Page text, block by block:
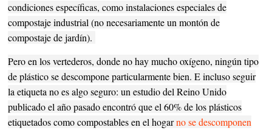
condiciones específicas, como instalaciones especiales de
compostaje industrial (no necesariamente un montón de
compostaje de jardín).
Pero en los vertederos, donde no hay mucho oxígeno, ningún tipo
de plástico se descompone particularmente bien. E incluso seguir
la etiqueta no es algo seguro: un estudio del Reino Unido
publicado el año pasado encontró que el 60% de los plásticos
etiquetados como compostables en el hogarno se descomponen